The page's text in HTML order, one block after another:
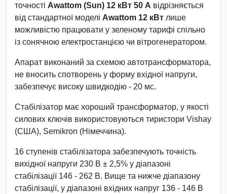
точності Awattom (Sun) 12 кВт 50 А відрізняється
від стандартної моделі Awattom 12 кВт лише
можливістю працювати у зеленому тарифі спільно
із сонячною електростанцією чи вітрогенератором.
Апарат виконаний за схемою автотрансформатора,
не вносить спотворень у форму вхідної напруги,
забезпечує високу швидкодію - 20 мс.
Стабілізатор має хороший трансформатор, у якості
силових ключів використовуються тиристори Vishay
(США), Semikron (Німеччина).
16 ступенів стабілізатора забезпечують точність
вихідної напруги 230 В ± 2,5% у діапазоні
стабілізації 146 - 262 В. Вище та нижче діапазону
стабілізації, у діапазоні вхідних напруг 136 - 146 В